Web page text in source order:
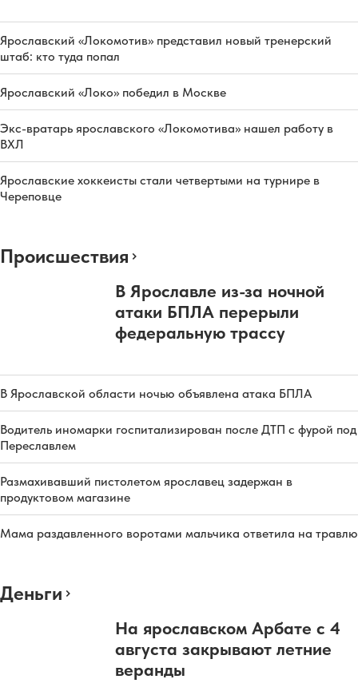
Ярославский «Локомотив» представил новый тренерский
штаб: кто туда попал
Ярославский «Локо» победил в Москве
Экс-вратарь ярославского «Локомотива» нашел работу в
ВХЛ
Ярославские хоккеисты стали четвертыми на турнире в
Череповце
Происшествия
В Ярославле из-за ночной
атаки БПЛА перерыли
федеральную трассу
В Ярославской области ночью объявлена атака БПЛА
Водитель иномарки госпитализирован после ДТП с фурой под
Переславлем
Размахивавший пистолетом ярославец задержан в
продуктовом магазине
Мама раздавленного воротами мальчика ответила на травлю
Деньги
На ярославском Арбате с 4
августа закрывают летние
веранды